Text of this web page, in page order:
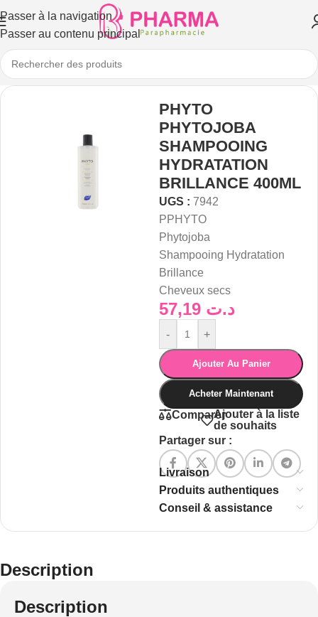
Passer à la navigation
Passer au contenu principal
PHYTO
PHYTOJOBA
SHAMPOOING
HYDRATATION
BRILLANCE 400ML
UGS : 7942
PPHYTO
Phytojoba
Shampooing Hydratation
Brillance
Cheveux secs
د.ت
- +
Ajouter Au Panier
Acheter Maintenant
ComparerAjouter à la liste
de souhaits
Partager sur :
Livraison
Produits authentiques
Conseil & assistance
Description
Description